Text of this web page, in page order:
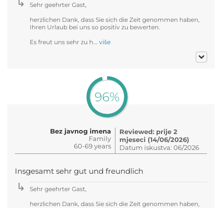
Sehr geehrter Gast,
herzlichen Dank, dass Sie sich die Zeit genommen haben,
Ihren Urlaub bei uns so positiv zu bewerten.
Es freut uns sehr zu h... više
96%
Bez javnog imena
Family
60-69 years
Reviewed: prije 2
mjeseci (14/06/2026)
Datum iskustva: 06/2026
Insgesamt sehr gut und freundlich
Sehr geehrter Gast,
herzlichen Dank, dass Sie sich die Zeit genommen haben,